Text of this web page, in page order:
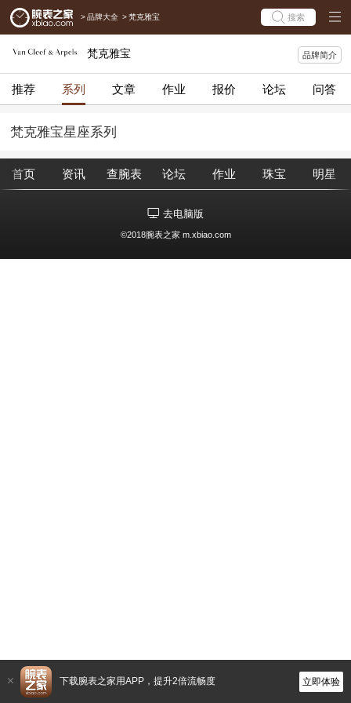
下载腕表之家用APP，提升2倍流畅度 立即体验
> 品牌大全 > 梵克雅宝 搜索
梵克雅宝 品牌简介
推荐 系列 文章 作业 报价 论坛 问答
梵克雅宝星座系列
首页 资讯 查腕表 论坛 作业 珠宝 明星
去电脑版
©2018腕表之家 m.xbiao.com